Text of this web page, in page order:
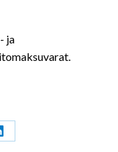
ja